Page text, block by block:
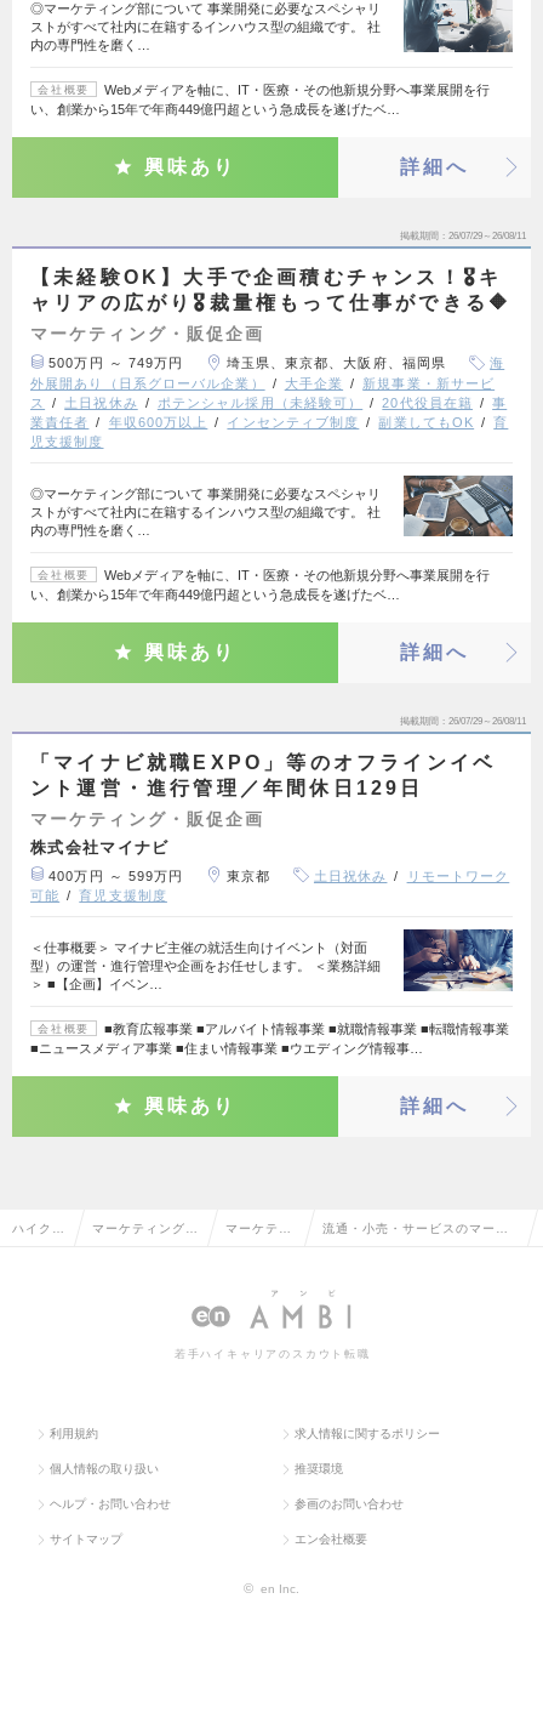
◎マーケティング部について 事業開発に必要なスペシャリ
ストがすべて社内に在籍するインハウス型の組織です。 社
内の専門性を磨く…
会社概要
Webメディアを軸に、IT・医療・その他新規分野へ事業展開を行
い、創業から15年で年商449億円超という急成長を遂げたベ…
興味あり 詳細へ
掲載期間 26/07/29～26/08/11
【未経験OK】大手で企画積むチャンス！🎖️キ
ャリアの広がり🎖️裁量権もって仕事ができる🔶
マーケティング・販促企画
500万円 ～ 749万円 埼玉県、東京都、大阪府、福岡県
海
外展開あり（日系グローバル企業）
大手企業
新規事業・新サービ
ス
土日祝休み ポテンシャル採用（未経験可） 20代役員在籍
事
業責任者
年収600万以上 インセンティブ制度 副業してもOK
育
児支援制度
◎マーケティング部について 事業開発に必要なスペシャリ
ストがすべて社内に在籍するインハウス型の組織です。 社
内の専門性を磨く…
会社概要
Webメディアを軸に、IT・医療・その他新規分野へ事業展開を行
い、創業から15年で年商449億円超という急成長を遂げたベ…
興味あり 詳細へ
掲載期間 26/07/29～26/08/11
「マイナビ就職EXPO」等のオフラインイベ
ント運営・進行管理／年間休日129日
マーケティング・販促企画
株式会社マイナビ
400万円 ～ 599万円 東京都 土日祝休み
リモートワーク
可能
育児支援制度
＜仕事概要＞ マイナビ主催の就活生向けイベント（対面
型）の運営・進行管理や企画をお任せします。 ＜業務詳細
＞ ■【企画】イベン…
会社概要
■教育広報事業 ■アルバイト情報事業 ■就職情報事業 ■転職情報事業
■ニュースメディア事業 ■住まい情報事業 ■ウエディング情報事…
興味あり 詳細へ
ハイクラ マーケティング・ マーケティ
企画
流通・小売・サービスのマーケ
人情報一覧
若手ハイキャリアのスカウト転職
利用規約 求人情報に関するポリシー
個人情報の取り扱い 推奨環境
ヘルプ・お問い合わせ 参画のお問い合わせ
サイトマップ エン会社概要
© en Inc.